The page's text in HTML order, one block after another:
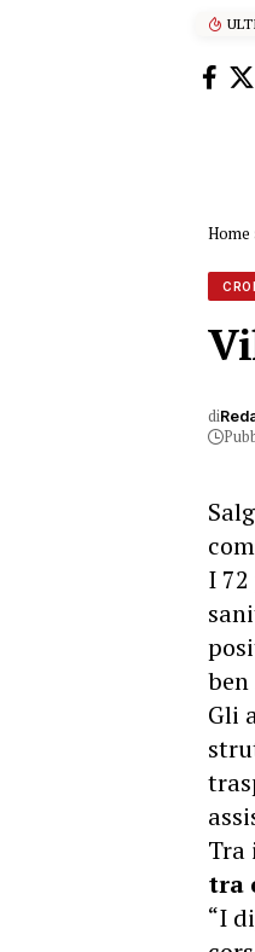
Home
di
I
ben
Gli
Tra
tra
“I